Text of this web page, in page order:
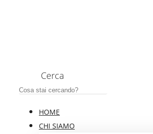
Cerca
HOME
CHI SIAMO